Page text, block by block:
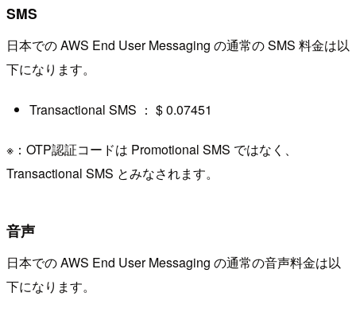
SMS
日本での AWS End User Messaging の通常の SMS 料金は以
下になります。
Transactional SMS ： $ 0.07451
※：OTP認証コードは Promotional SMS ではなく、
Transactional SMS とみなされます。
音声
日本での AWS End User Messaging の通常の音声料金は以
下になります。